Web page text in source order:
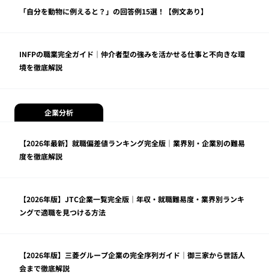
「自分を動物に例えると？」の回答例15選！【例文あり】
INFPの職業完全ガイド｜仲介者型の強みを活かせる仕事と不向きな環
境を徹底解説
企業分析
【2026年最新】就職偏差値ランキング完全版｜業界別・企業別の難易
度を徹底解説
【2026年版】JTC企業一覧完全版｜年収・就職難易度・業界別ランキ
ングで適職を見つける方法
【2026年版】三菱グループ企業の完全序列ガイド｜御三家から世話人
会まで徹底解説